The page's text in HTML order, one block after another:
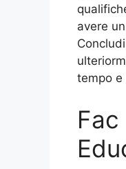
avere
tempo e